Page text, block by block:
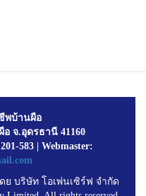
พบ้านผือ
จ.อุดรธานี 41160
583 | Webmaster:
ย บริษัท โอเพ่นเซิร์ฟ จำกัด